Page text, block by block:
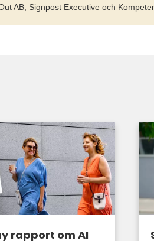
AB, Signpost Executive och
rapport om AI